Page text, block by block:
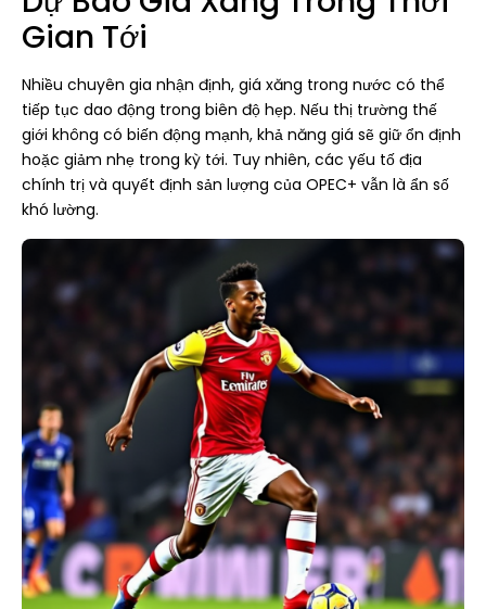
Gian Tới
Nhiều chuyên gia nhận định, giá xăng trong nước có thể
tiếp tục dao động trong biên độ hẹp. Nếu thị trường thế
giới không có biến động mạnh, khả năng giá sẽ giữ ổn định
hoặc giảm nhẹ trong kỳ tới. Tuy nhiên, các yếu tố địa
chính trị và quyết định sản lượng của OPEC+ vẫn là ẩn số
khó lường.